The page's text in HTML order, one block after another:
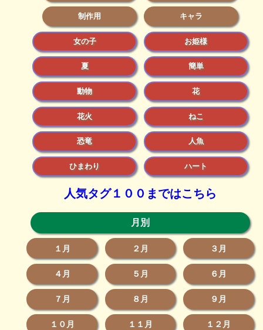
制作用 キャラ
女の子 お姫様
夏 簡単
動物 花
花火 ねこ
恐竜 人魚
ひまわり ハート
人気タグ１００まではこちら
月別
１月 ２月 ３月
４月 ５月 ６月
７月 ８月 ９月
１０月 １１月 １２月